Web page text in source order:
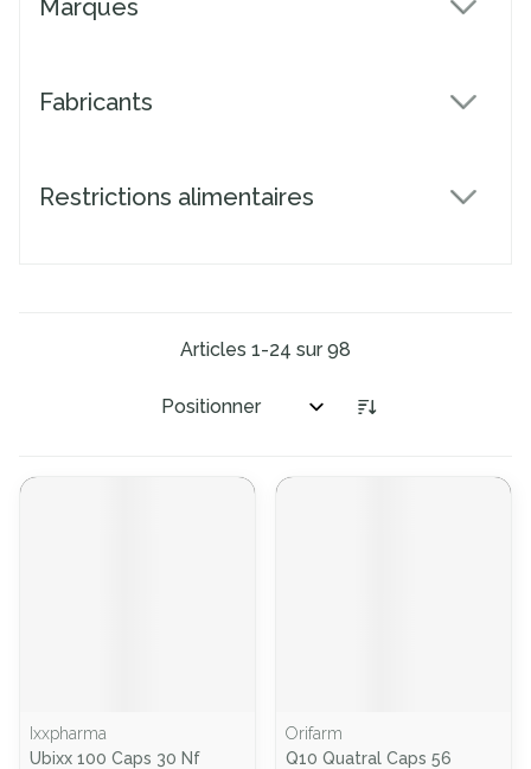
Marques
Fabricants
Restrictions alimentaires
Articles 1-24 sur98
Trier par:
Ixxpharma
Ubixx 100 Caps 30 Nf
Orifarm
Q10 Quatral Caps 56